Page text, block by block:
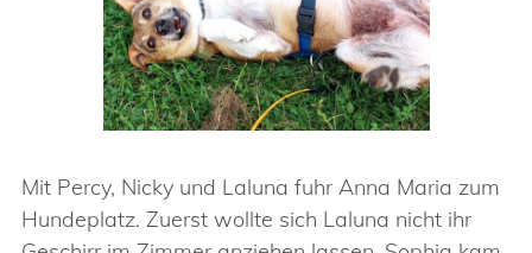
Mit Percy, Nicky und Laluna fuhr Anna Maria zum
Hundeplatz. Zuerst wollte sich Laluna nicht ihr